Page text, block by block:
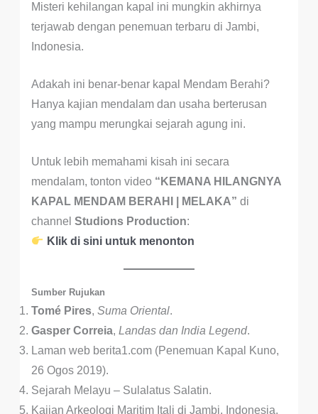
Misteri kehilangan kapal ini mungkin akhirnya
terjawab dengan penemuan terbaru di Jambi,
Indonesia.
Adakah ini benar-benar kapal Mendam Berahi?
Hanya kajian mendalam dan usaha berterusan
yang mampu merungkai sejarah agung ini.
Untuk lebih memahami kisah ini secara
mendalam, tonton video “KEMANA HILANGNYA
KAPAL MENDAM BERAHI | MELAKA” di
channel Studions Production:
Klik di sini untuk menonton
Sumber Rujukan
Tomé Pires, Suma Oriental.
Gasper Correia, Landas dan India Legend.
Laman web berita1.com (Penemuan Kapal Kuno,
26 Ogos 2019).
Sejarah Melayu – Sulalatus Salatin.
Kajian Arkeologi Maritim Itali di Jambi, Indonesia.